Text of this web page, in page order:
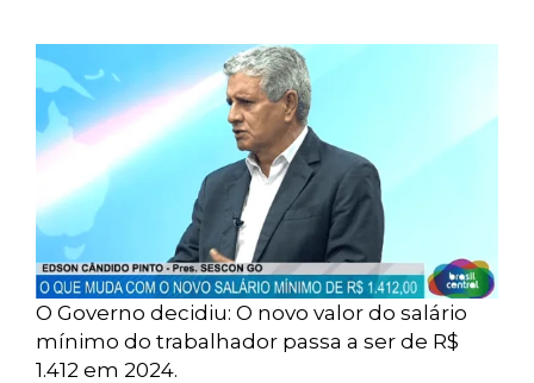
O Governo decidiu: O novo valor do salário
mínimo do trabalhador passa a ser de R$
1.412 em 2024.